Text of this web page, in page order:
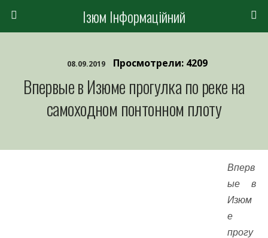
Ізюм Інформаційний
08.09.2019 Просмотрели: 4209
Впервые в Изюме прогулка по реке на
самоходном понтонном плоту
Вперв
ые в
Изюм
е
прогу